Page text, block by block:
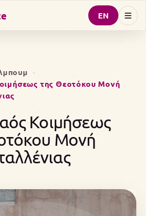
EN
της Θεοτόκου Μονή
Κοιμήσεως
Μονή